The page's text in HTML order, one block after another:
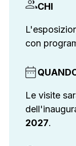
CHI
con
Le visite
2027.